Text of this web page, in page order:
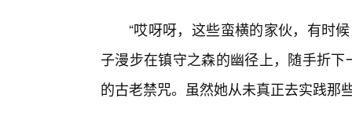
“哎呀呀，这些蛮横的家伙，有时
子漫步在镇守之森的幽径上，随手折
的古老禁咒。虽然她从未真正去实践那